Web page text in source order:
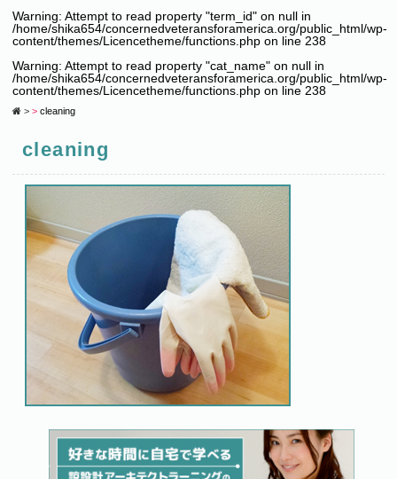
Warning: Attempt to read property "term_id" on null in
/home/shika654/concernedveteransforamerica.org/public_html/wp-
content/themes/Licencetheme/functions.php on line 238
Warning: Attempt to read property "cat_name" on null in
/home/shika654/concernedveteransforamerica.org/public_html/wp-
content/themes/Licencetheme/functions.php on line 238
cleaning
cleaning